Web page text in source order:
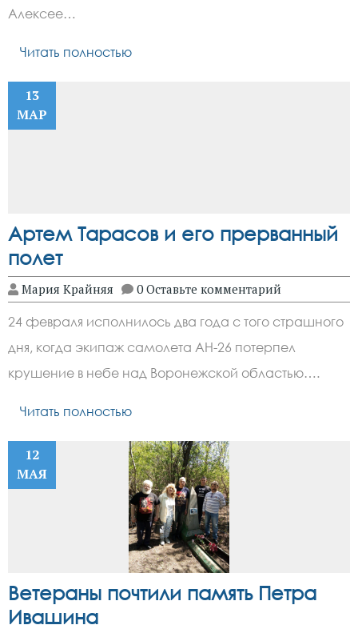
Алексее…
Читать полностью
13
МАР
Артем Тарасов и его прерванный
полет
Мария Крайняя 0 Оставьте комментарий
24 февраля исполнилось два года с того страшного
дня, когда экипаж самолета АН-26 потерпел
крушение в небе над Воронежской областью….
Читать полностью
12
МАЯ
Ветераны почтили память Петра
Ивашина